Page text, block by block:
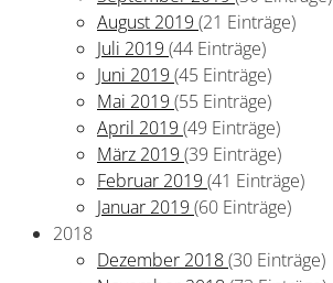
August 2019 (21 Einträge)
Juli 2019 (44 Einträge)
Juni 2019 (45 Einträge)
Mai 2019 (55 Einträge)
April 2019 (49 Einträge)
März 2019 (39 Einträge)
Februar 2019 (41 Einträge)
Januar 2019 (60 Einträge)
2018
Dezember 2018(30 Einträge)